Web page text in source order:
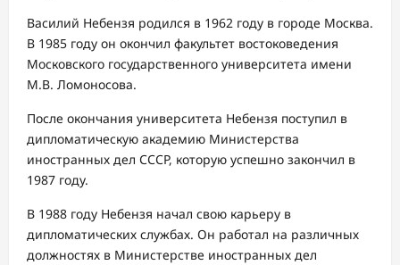
Василий Небензя родился в 1962 году в городе Москва.
В 1985 году он окончил факультет востоковедения
Московского государственного университета имени
М.В. Ломоносова.
После окончания университета Небензя поступил в
дипломатическую академию Министерства
иностранных дел СССР, которую успешно закончил в
1987 году.
В 1988 году Небензя начал свою карьеру в
дипломатических службах. Он работал на различных
должностях в Министерстве иностранных дел